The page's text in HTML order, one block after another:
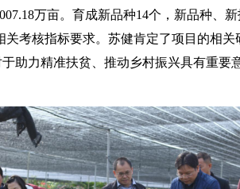
万亩。育成新品种14个，新品种、
考核指标要求。苏健肯定了项目的相
助力精准扶贫、推动乡村振兴具有重